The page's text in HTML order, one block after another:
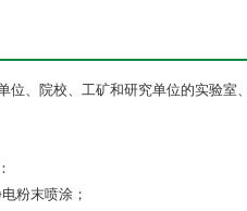
位、院校、工矿和研究单位的实验室
粉末喷涂；